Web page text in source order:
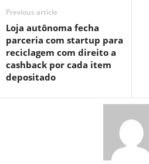
Previous article
Loja autônoma fecha
parceria com startup para
reciclagem com direito a
cashback por cada item
depositado